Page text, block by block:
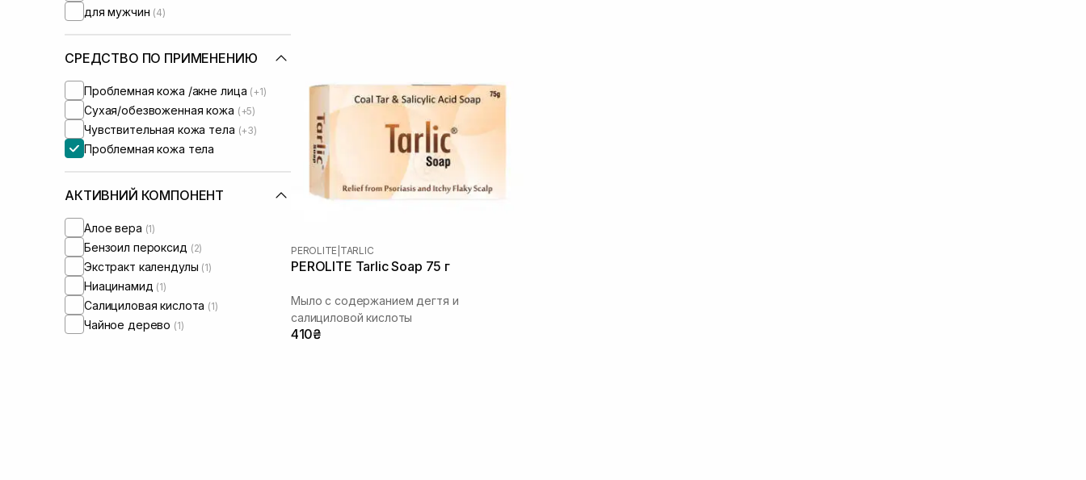
для мужчин (4)
СРЕДСТВО ПО ПРИМЕНЕНИЮ
Проблемная кожа /акне лица (+1)
Сухая/обезвоженная кожа (+5)
Чувствительная кожа тела (+3)
Проблемная кожа тела
АКТИВНИЙ КОМПОНЕНТ
Алое вера (1)
Бензоил пероксид (2)
Экстракт календулы (1)
Ниацинамид (1)
Салициловая кислота (1)
Чайное дерево (1)
PEROLITE TARLIC
PEROLITE Tarlic Soap 75 г
Мыло с содержанием дегтя и
салициловой кислоты
410₴